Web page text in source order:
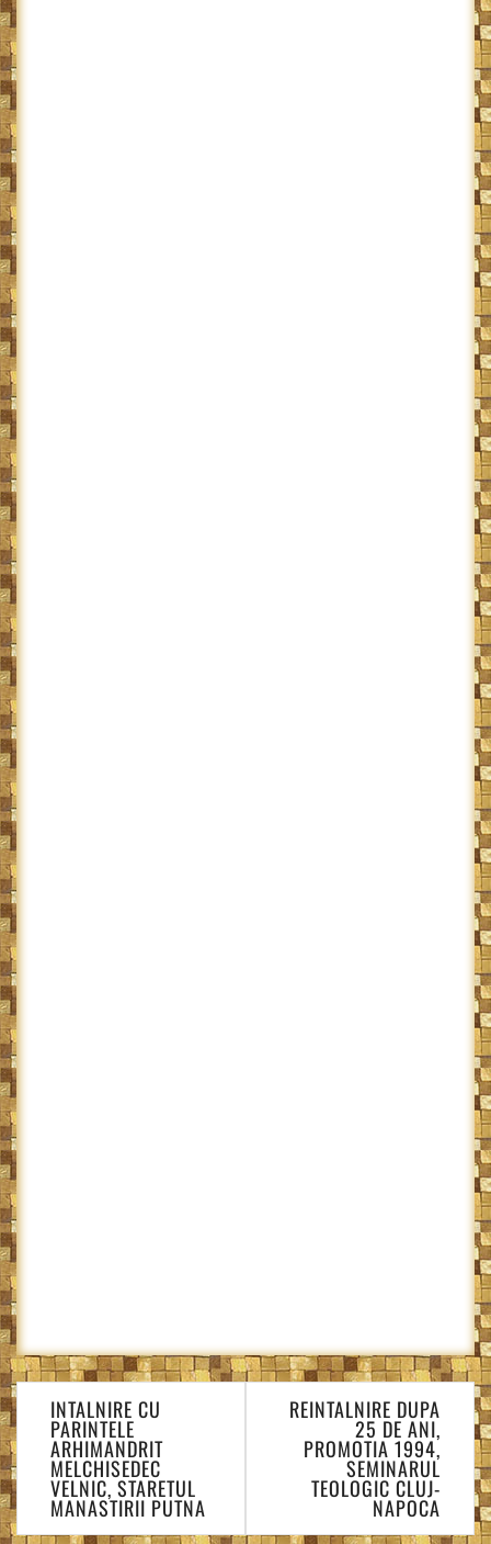
Navigare
în
articole
INTALNIRE CU
PARINTELE
ARHIMANDRIT
MELCHISEDEC
VELNIC, STARETUL
MANASTIRII PUTNA
REINTALNIRE DUPA
25 DE ANI,
PROMOTIA 1994,
SEMINARUL
TEOLOGIC CLUJ-
NAPOCA